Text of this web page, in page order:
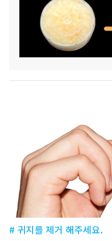
# 귀지를 제거 해주세요.